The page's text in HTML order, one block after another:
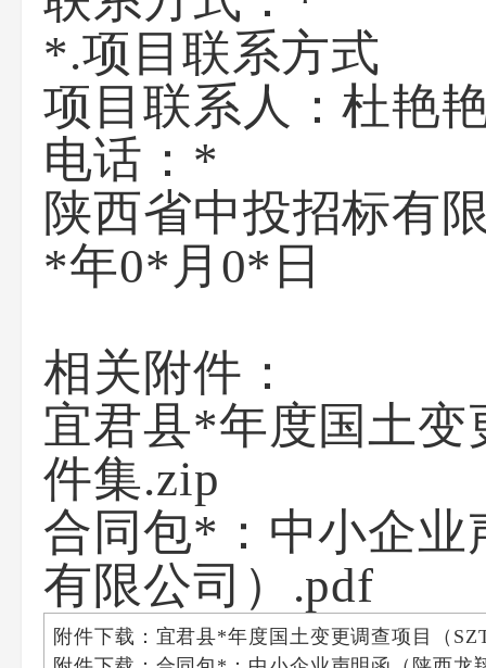
*.项目联系方式
项目联系人：杜艳
电话： *
陕西省中投招标有
*年0*月0*日
相关附件：
宜君县*年度国土
件集.zip
合同包*：中小企业
有限公司）.pdf
附件下载：宜君县*年度国土变更调查项目（